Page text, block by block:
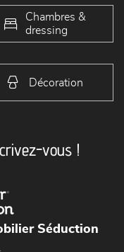
Chambres &
dressing
Décoration
vous !
Séduction